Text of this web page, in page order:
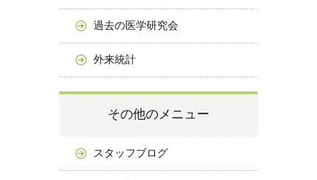
過去の医学研究会
外来統計
その他のメニュー
スタッフブログ